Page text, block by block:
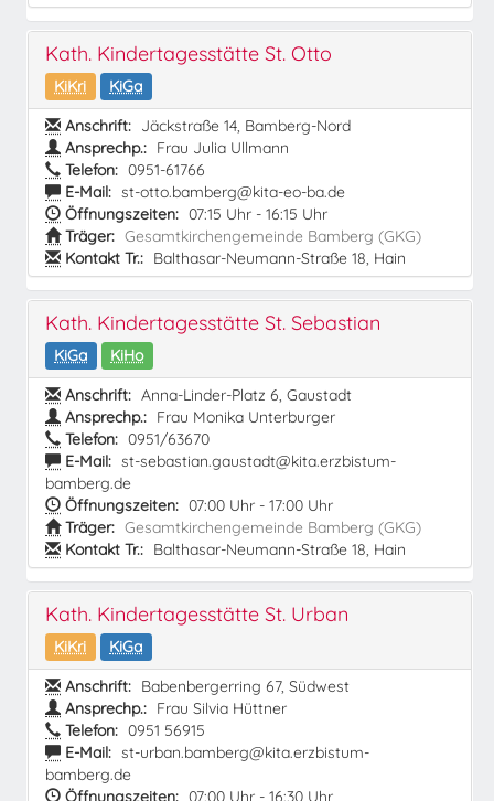
Kath. Kindertagesstätte St. Otto
KiKri
KiGa
Anschrift: Jäckstraße 14, Bamberg-Nord
Ansprechp.: Frau Julia Ullmann
Telefon: 0951-61766
E-Mail: st-otto.bamberg@kita-eo-ba.de
Öffnungszeiten: 07:15 Uhr - 16:15 Uhr
Träger: Gesamtkirchengemeinde Bamberg (GKG)
Kontakt Tr.: Balthasar-Neumann-Straße 18, Hain
Kath. Kindertagesstätte St. Sebastian
KiGa
KiHo
Anschrift: Anna-Linder-Platz 6, Gaustadt
Ansprechp.: Frau Monika Unterburger
Telefon: 0951/63670
E-Mail: st-sebastian.gaustadt@kita.erzbistum-
bamberg.de
Öffnungszeiten: 07:00 Uhr - 17:00 Uhr
Träger: Gesamtkirchengemeinde Bamberg (GKG)
Kontakt Tr.: Balthasar-Neumann-Straße 18, Hain
Kath. Kindertagesstätte St. Urban
KiKri
KiGa
Anschrift: Babenbergerring 67, Südwest
Ansprechp.: Frau Silvia Hüttner
Telefon: 0951 56915
E-Mail: st-urban.bamberg@kita.erzbistum-
bamberg.de
Öffnungszeiten: 07:00 Uhr - 16:30 Uhr